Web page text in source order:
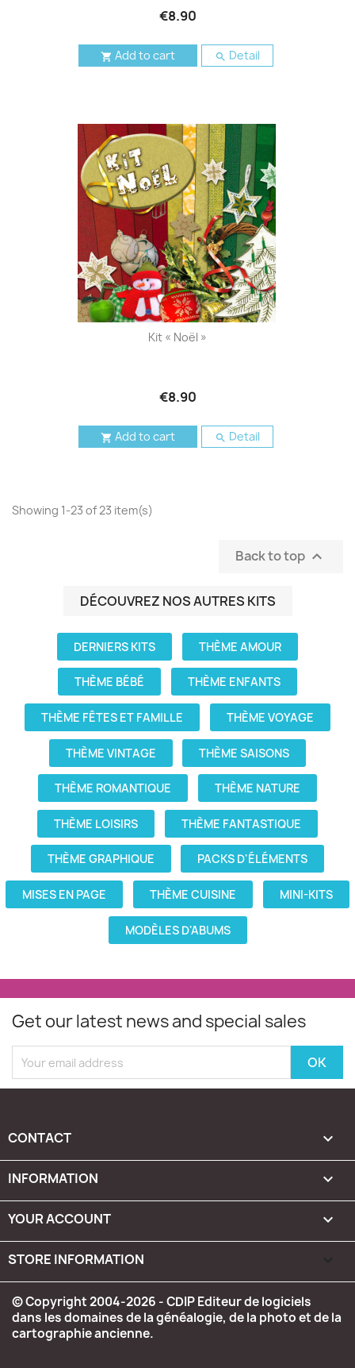
€8.90
 Add to cart  Detail
Kit « Noël »
€8.90
 Add to cart  Detail
Showing 1-23 of 23 item(s)
Back to top 
DÉCOUVREZ NOS AUTRES KITS
DERNIERS KITS THÈME AMOUR
THÈME BÉBÉ THÈME ENFANTS
THÈME FÊTES ET FAMILLE THÈME VOYAGE
THÈME VINTAGE THÈME SAISONS
THÈME ROMANTIQUE THÈME NATURE
THÈME LOISIRS THÈME FANTASTIQUE
THÈME GRAPHIQUE PACKS D'ÉLÉMENTS
MISES EN PAGE THÈME CUISINE MINI-KITS
MODÈLES D'ABUMS
Get our latest news and special sales
CONTACT 
INFORMATION 
YOUR ACCOUNT 
STORE INFORMATION
© Copyright 2004-2026 - CDIP Editeur de logiciels
dans les domaines de la généalogie, de la photo et de la
cartographie ancienne.